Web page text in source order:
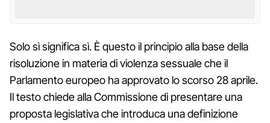
Solo sì significa sì. È questo il principio alla base della
risoluzione in materia di violenza sessuale che il
Parlamento europeo ha approvato lo scorso 28 aprile.
Il testo chiede alla Commissione di presentare una
proposta legislativa che introduca una definizione